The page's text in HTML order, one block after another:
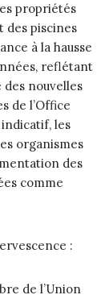
propriétés
des piscines
à la hausse
reflétant
nouvelles
de l’Office
les
organismes
des
comme
:
de l’Union